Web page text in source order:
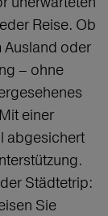
Reise. Ob
Ausland oder
– ohne
einer
abgesichert
Städtetrip:
Sie